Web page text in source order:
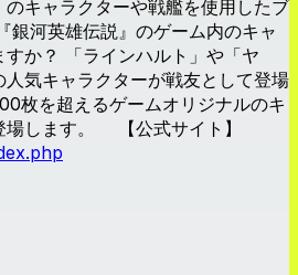
キャラクターや戦艦を使用したブ
河英雄伝説』のゲーム内のキャ
か？ 「ラインハルト」や「ヤ
気キャラクターが戦友として登場
枚を超えるゲームオリジナルのキ
場します。 【公式サイト】